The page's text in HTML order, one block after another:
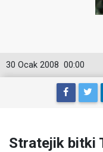
00:00
30 Ocak 2008
Stratejik bitki